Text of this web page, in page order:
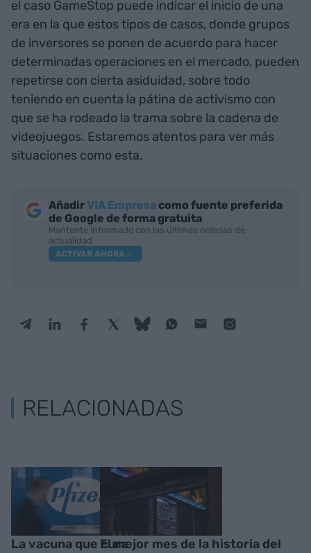
el caso GameStop puede indicar el inicio de una
era en la que estos tipos de casos, donde grupos
de inversores se ponen de acuerdo para hacer
determinadas operaciones en el mercado, pueden
repetirse con cierta asiduidad, sobre todo
teniendo en cuenta la pátina de activismo con
que se ha rodeado la trama sobre la cadena de
videojuegos. Estaremos atentos para ver más
situaciones como esta.
AñadirVIA Empresa como fuente preferida
de Google de forma gratuita
Mantente informado con las últimas noticias de
actualidad
ACTIVAR AHORA
RELACIONADAS
La vacuna que curaEl mejor mes de la historia del